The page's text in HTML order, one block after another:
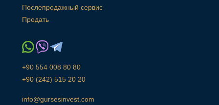
Послепродажный сервис
Продать
+90 554 008 80 80
+90 (242) 515 20 20
info@gursesinvest.com